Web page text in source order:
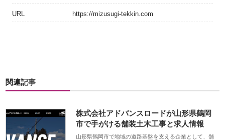
URL https://mizusugi-tekkin.com
関連記事
株式会社アドバンスロードが山形県鶴岡
市で手がける舗装土木工事と求人情報
山形県鶴岡市で地域の道路基盤を支える企業として、舗